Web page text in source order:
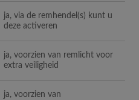
ja, via de remhendel(s) kunt u
deze activeren
ja, voorzien van remlicht voor
extra veiligheid
ja, voorzien van